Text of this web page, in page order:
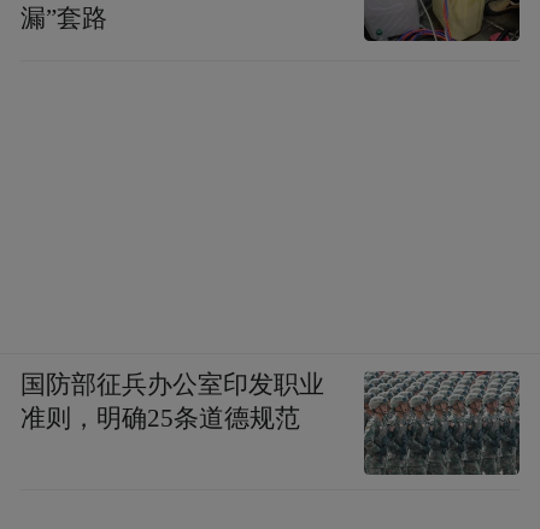
漏”套路
国防部征兵办公室印发职业
准则，明确25条道德规范